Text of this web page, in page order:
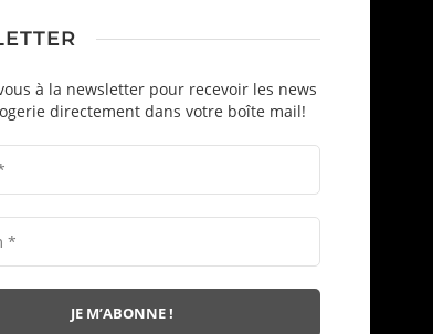
à la newsletter pour recevoir les news
directement dans votre boîte mail!